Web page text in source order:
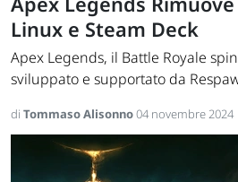
Linux e Steam Deck
Apex Legends, il Battle Royale
sviluppato e supportato da
di Tommaso Alisonno04 novembre 2024